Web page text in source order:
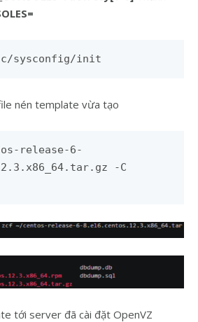
sysconfig/init
nén template vừa tạo
release-6-
-C
tới server đã cài đặt OpenVZ